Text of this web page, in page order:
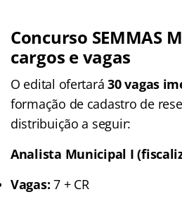
Concurso SEMMAS
cargos e vagas
O edital ofertará30 vagas
formação de cadastro de
distribuição a seguir:
Analista Municipal I
Vagas: 7 + CR